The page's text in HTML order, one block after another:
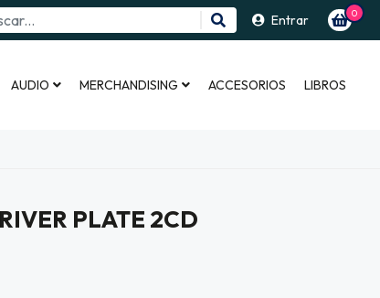
Entrar 0
AUDIO MERCHANDISING ACCESORIOS LIBROS
PLATE 2CD